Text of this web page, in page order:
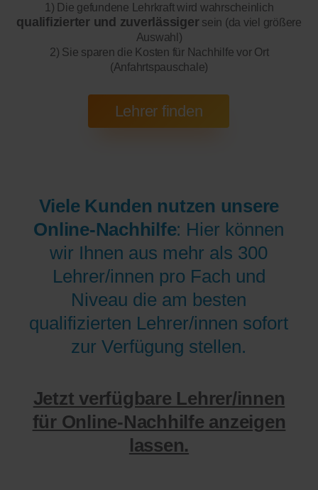
1) Die gefundene Lehrkraft wird wahrscheinlich
qualifizierter und zuverlässigersein (da viel größere
Auswahl)
2) Sie sparen die Kosten für Nachhilfe vor Ort
(Anfahrtspauschale)
Viele Kunden nutzen unsere
Online-Nachhilfe: Hier können
wir Ihnen aus mehr als 300
Lehrer/innen pro Fach und
Niveau die am besten
qualifizierten Lehrer/innen sofort
zur Verfügung stellen.
Jetzt verfügbare Lehrer/innen
für Online-Nachhilfe anzeigen
lassen.